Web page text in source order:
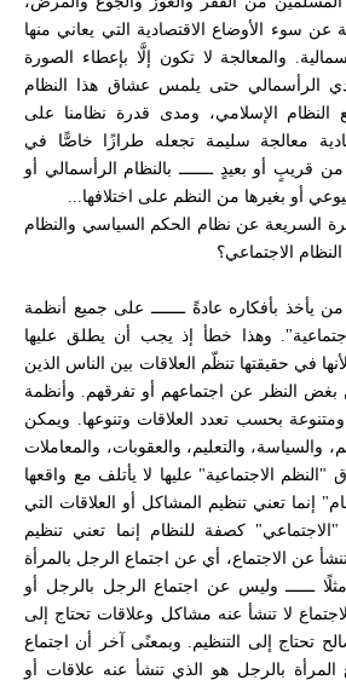
عن سوء الأوضاع الاقتصادية التي يعاني منها
والمعالجة لا تكون إلَّا بإعطاء الصورة
الرأسمالي حتى يلمس عشاق هذا النظام
الإسلامي، ومدى قدرة نظامنا على
معالجة سليمة تجعله طرازًا خاصًّا في
من قريبٍ أو بعيدٍ ـــــــ بالنظام الرأسمالي أو
أو بغيرها من النظم على اختلافها...
السريعة عن نظام الحكم السياسي والنظام
الاجتماعي؟
يأخذ بأفكاره عادةً ـــــــ على جميع أنظمة
وهذا خطأ إذ يجب أن يطلق عليها
في حقيقتها تنظّم العلاقات بين الناس الذين
النظر عن اجتماعهم أو تفرقهم. وأنظمة
ومتنوعة بحسب تعدد العلاقات وتنوعها. ويمكن
والسياسة، والتعليم، والعقوبات، والمعاملات
"النظم الاجتماعية" عليها لا يأتلف مع واقعها
إنما تعني تنظيم المشاكل أو العلاقات التي
كصفة للنظام إنما تعني تنظيم
عن الاجتماع، أي عن اجتماع الرجل بالمرأة
مثلًا ــــــ وليس عن اجتماع الرجل بالرجل أو
لا تنشأ عنه مشاكل وعلاقات تحتاج إلى
تحتاج إلى التنظيم. وبمعنًى آخر أن اجتماع
المرأة بالرجل هو الذي تنشأ عنه علاقات أو